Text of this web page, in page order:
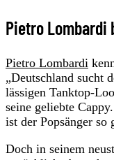
Pietro Lombardi
Pietro Lombardi
„Deutschland sucht
lässigen Tanktop-
seine geliebte
ist der Popsänger so
Doch in seinem